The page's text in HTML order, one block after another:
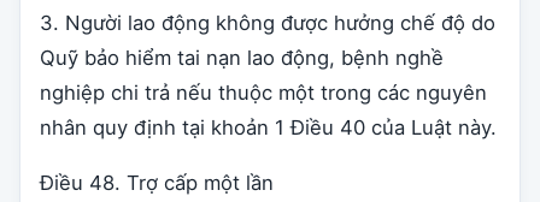
3. Người lao động không được hưởng chế độ do
Quỹ bảo hiểm tai nạn lao động, bệnh nghề
nghiệp chi trả nếu thuộc một trong các nguyên
nhân quy định tại khoản 1 Điều 40 của Luật này.
Điều 48. Trợ cấp một lần